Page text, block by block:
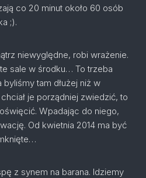
co 20 minut około 60 osób
;).
niewyględne, robi wrażenie.
sale w środku… To trzeba
tam dłużej niż w
je porządniej zwiedzić, to
Wpadając do niego,
Od kwietnia 2014 ma być
z synem na barana. Idziemy